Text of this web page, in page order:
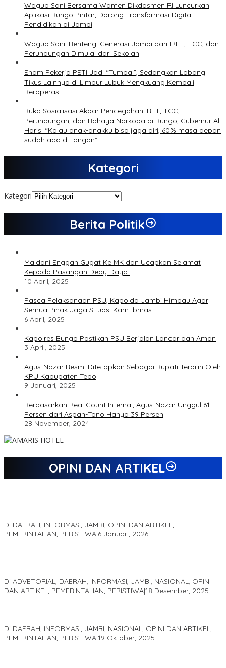
Wagub Sani Bersama Wamen Dikdasmen RI Luncurkan
Aplikasi Bungo Pintar, Dorong Transformasi Digital
Pendidikan di Jambi
Wagub Sani: Bentengi Generasi Jambi dari IRET, TCC, dan
Perundungan Dimulai dari Sekolah
Enam Pekerja PETI Jadi “Tumbal”, Sedangkan Lobang
Tikus Lainnya di Limbur Lubuk Mengkuang Kembali
Beroperasi
Buka Sosialisasi Akbar Pencegahan IRET, TCC,
Perundungan, dan Bahaya Narkoba di Bungo, Gubernur Al
Haris: “Kalau anak-anakku bisa jaga diri, 60% masa depan
sudah ada di tangan”
Kategori
Kategori
Berita Politik
Maidani Enggan Gugat Ke MK dan Ucapkan Selamat
Kepada Pasangan Dedy-Dayat
10 April, 2025
Pasca Pelaksanaan PSU, Kapolda Jambi Himbau Agar
Semua Pihak Jaga Situasi Kamtibmas
6 April, 2025
Kapolres Bungo Pastikan PSU Berjalan Lancar dan Aman
3 April, 2025
Agus-Nazar Resmi Ditetapkan Sebagai Bupati Terpilih Oleh
KPU Kabupaten Tebo
9 Januari, 2025
Berdasarkan Real Count Internal, Agus-Nazar Unggul 61
Persen dari Aspan-Tono Hanya 39 Persen
28 November, 2024
OPINI DAN ARTIKEL
Di DAERAH, INFORMASI, JAMBI, OPINI DAN ARTIKEL,
PEMERINTAHAN, PERISTIWA|6 Januari, 2026
Di ADVETORIAL, DAERAH, INFORMASI, JAMBI, NASIONAL, OPINI
DAN ARTIKEL, PEMERINTAHAN, PERISTIWA|18 Desember, 2025
Di DAERAH, INFORMASI, JAMBI, NASIONAL, OPINI DAN ARTIKEL,
PEMERINTAHAN, PERISTIWA|19 Oktober, 2025